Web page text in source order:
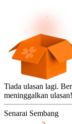
Tiada ulasan lagi.
meninggalkan ulasan!
Senarai Sembang